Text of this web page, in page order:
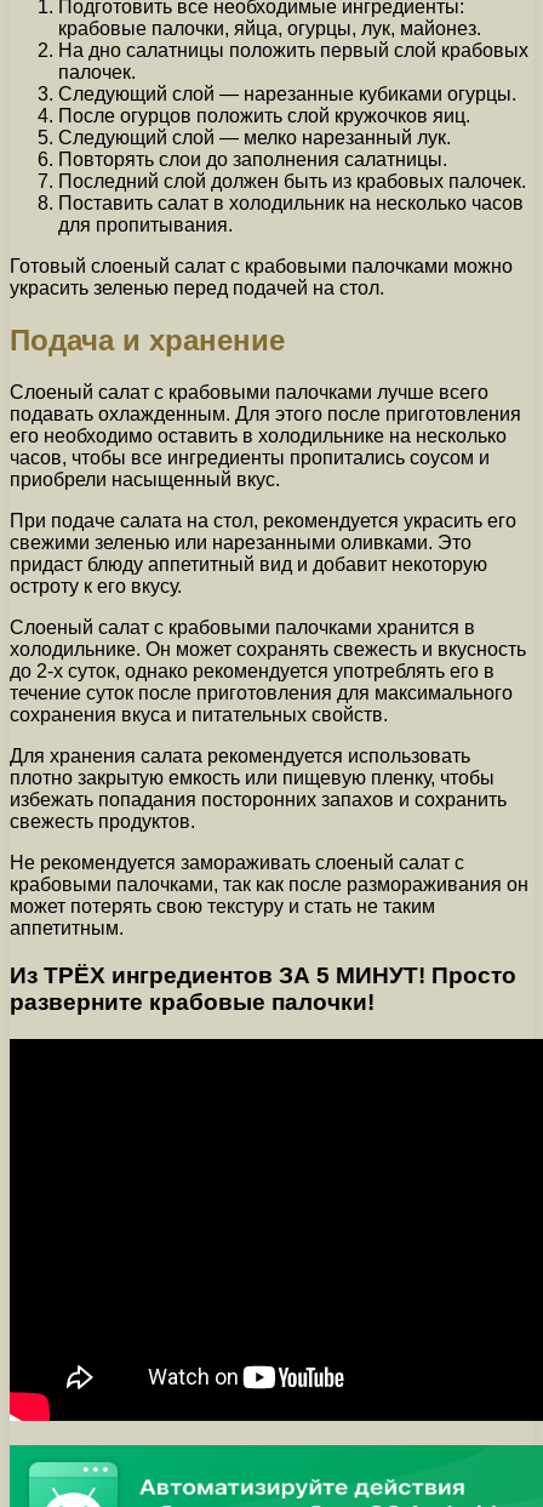
Подготовить все необходимые ингредиенты:
крабовые палочки, яйца, огурцы, лук, майонез.
На дно салатницы положить первый слой крабовых
палочек.
Следующий слой — нарезанные кубиками огурцы.
После огурцов положить слой кружочков яиц.
Следующий слой — мелко нарезанный лук.
Повторять слои до заполнения салатницы.
Последний слой должен быть из крабовых палочек.
Поставить салат в холодильник на несколько часов
для пропитывания.
Готовый слоеный салат с крабовыми палочками можно
украсить зеленью перед подачей на стол.
Подача и хранение
Слоеный салат с крабовыми палочками лучше всего
подавать охлажденным. Для этого после приготовления
его необходимо оставить в холодильнике на несколько
часов, чтобы все ингредиенты пропитались соусом и
приобрели насыщенный вкус.
При подаче салата на стол, рекомендуется украсить его
свежими зеленью или нарезанными оливками. Это
придаст блюду аппетитный вид и добавит некоторую
остроту к его вкусу.
Слоеный салат с крабовыми палочками хранится в
холодильнике. Он может сохранять свежесть и вкусность
до 2-х суток, однако рекомендуется употреблять его в
течение суток после приготовления для максимального
сохранения вкуса и питательных свойств.
Для хранения салата рекомендуется использовать
плотно закрытую емкость или пищевую пленку, чтобы
избежать попадания посторонних запахов и сохранить
свежесть продуктов.
Не рекомендуется замораживать слоеный салат с
крабовыми палочками, так как после размораживания он
может потерять свою текстуру и стать не таким
аппетитным.
Из ТРЁХ ингредиентов ЗА 5 МИНУТ! Просто
разверните крабовые палочки!